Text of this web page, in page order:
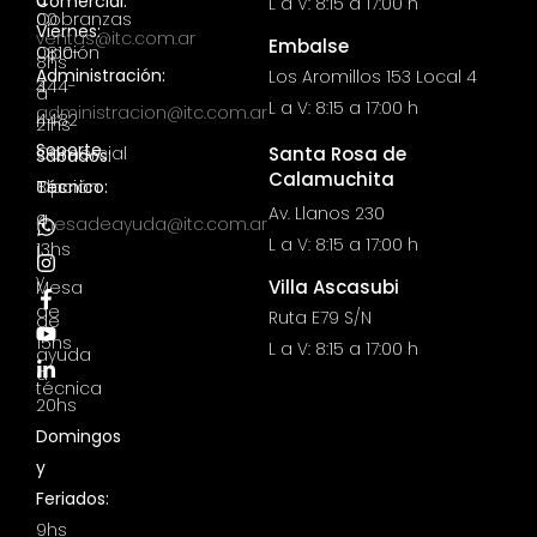
00
0810-
444-
4482
Cobranzas
Opción
3
|
Comercial
Opción
4
|
Mesa
de
ayuda
técnica
Viernes:
8hs
a
21hs
Sábados:
8hs
a
13hs
y
de
15hs
a
20hs
Domingos
y
Feriados:
9hs
ventas@itc.com.ar
Administración:
administracion@itc.com.ar
Soporte
Técnico:
mesadeayuda@itc.com.ar
Embalse
Los Aromillos 153 Local 4
L a V: 8:15 a 17:00 h
Santa Rosa de
Calamuchita
Av. Llanos 230
L a V: 8:15 a 17:00 h
Villa Ascasubi
Ruta E79 S/N
L a V: 8:15 a 17:00 h